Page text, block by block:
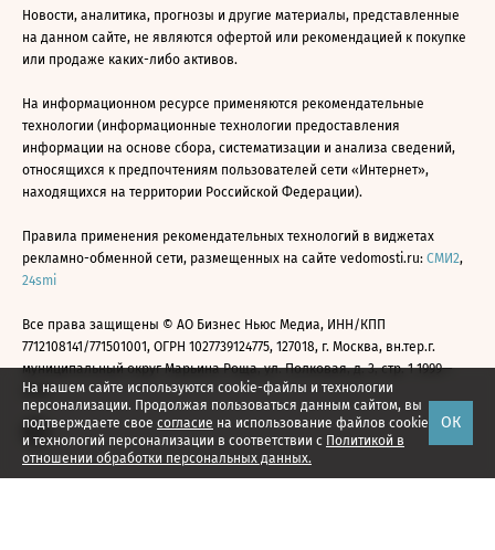
На нашем сайте используются cookie-файлы и технологии
персонализации. Продолжая пользоваться данным сайтом, вы
подтверждаете свое согласие на использование файлов cookie
и технологий персонализации в соответствии с Политикой в
отношении обработки персональных данных.
ОК
Новости, аналитика, прогнозы и другие материалы, представленные
на данном сайте, не являются офертой или рекомендацией к покупке
или продаже каких-либо активов.
На информационном ресурсе применяются рекомендательные
технологии (информационные технологии предоставления
информации на основе сбора, систематизации и анализа сведений,
относящихся к предпочтениям пользователей сети «Интернет»,
находящихся на территории Российской Федерации).
Правила применения рекомендательных технологий в виджетах
рекламно-обменной сети, размещенных на сайте vedomosti.ru: СМИ2,
24smi
Все права защищены © АО Бизнес Ньюс Медиа, ИНН/КПП
7712108141/771501001, ОГРН 1027739124775, 127018, г. Москва, вн.тер.г.
муниципальный округ Марьина Роща, ул. Полковая, д. 3, стр. 1 1999—
2026